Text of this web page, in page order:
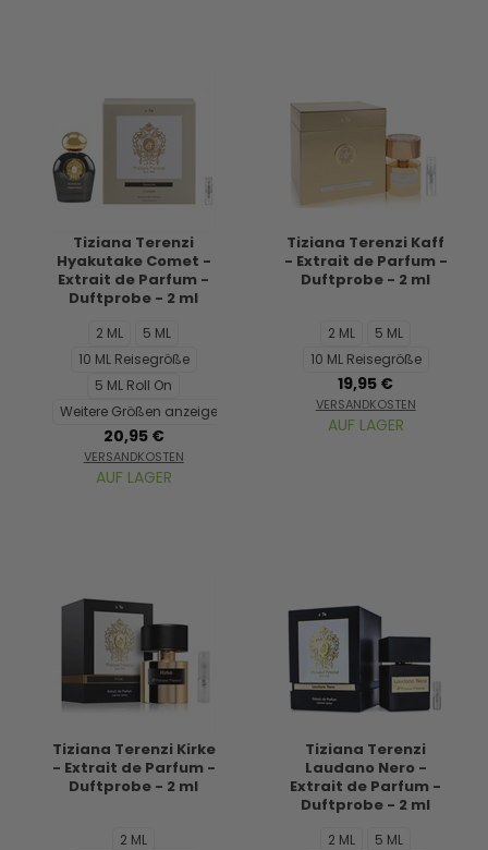
Tiziana Terenzi
Hyakutake Comet -
Extrait de Parfum -
Duftprobe - 2 ml
2 ML
5 ML
10 ML Reisegröße
5 ML Roll On
Weitere Größen anzeigen...
20,95 €
VERSANDKOSTEN
AUF LAGER
Tiziana Terenzi Kaff
- Extrait de Parfum -
Duftprobe - 2 ml
2 ML
5 ML
10 ML Reisegröße
19,95 €
VERSANDKOSTEN
AUF LAGER
Tiziana Terenzi Kirke
- Extrait de Parfum -
Duftprobe - 2 ml
2 ML
Tiziana Terenzi
Laudano Nero -
Extrait de Parfum -
Duftprobe - 2 ml
2 ML
5 ML